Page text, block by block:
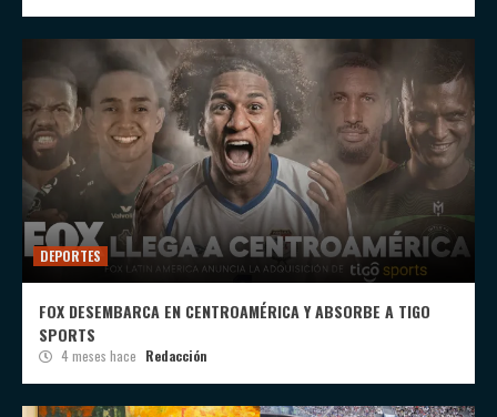
DEPORTES
FOX DESEMBARCA EN CENTROAMÉRICA Y ABSORBE A TIGO
SPORTS
4 meses hace Redacción